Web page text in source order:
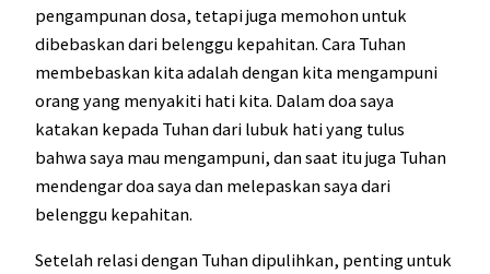
pengampunan dosa, tetapi juga memohon untuk
dibebaskan dari belenggu kepahitan. Cara Tuhan
membebaskan kita adalah dengan kita mengampuni
orang yang menyakiti hati kita. Dalam doa saya
katakan kepada Tuhan dari lubuk hati yang tulus
bahwa saya mau mengampuni, dan saat itu juga Tuhan
mendengar doa saya dan melepaskan saya dari
belenggu kepahitan.
Setelah relasi dengan Tuhan dipulihkan, penting untuk